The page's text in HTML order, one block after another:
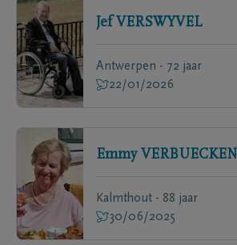
Jef VERSWYVEL
Antwerpen - 72 jaar
22/01/2026
Emmy VERBUECKEN
Kalmthout - 88 jaar
30/06/2025